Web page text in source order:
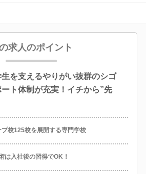
求人のポイント
を支えるやりがい抜群のシゴ
ト体制が充実！イチから”先
校125校を展開する専門学校
は入社後の習得でOK！